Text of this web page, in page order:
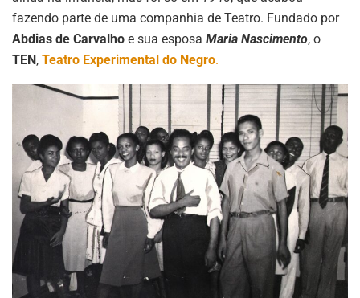
fazendo parte de uma companhia de Teatro. Fundado por
Abdias de Carvalho e sua esposa Maria Nascimento, o
TEN, Teatro Experimental do Negro.